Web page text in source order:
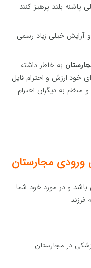
بلند پرهیز کنند
آرایش خیلی زیاد رسمی
به خاطر داشته
خود ارزش و احترام قایل
به دیگران احترام
ورودی مجارستان
و در مورد خود شما
در مجارستان